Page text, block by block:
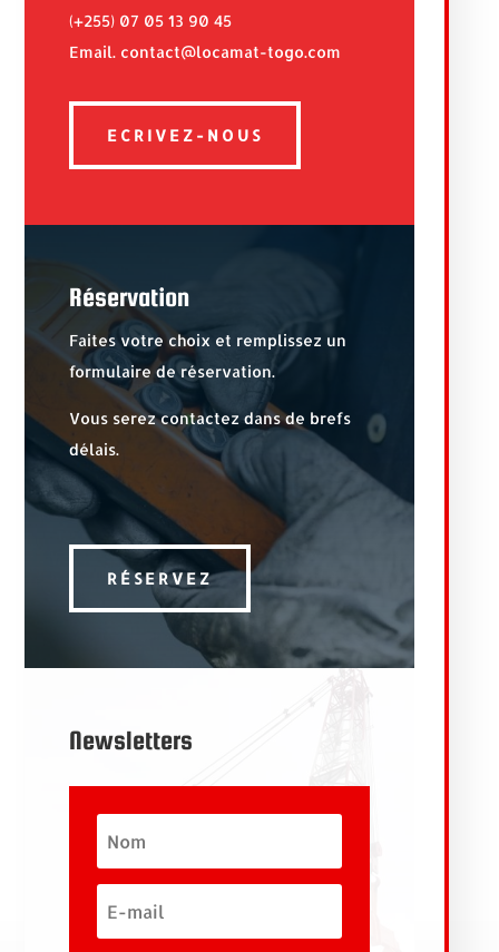
(+255) 07 05 13 90 45
Email. contact@locamat-togo.com
ECRIVEZ-NOUS
Réservation
Faites votre choix et remplissez un
formulaire de réservation.
Vous serez contactez dans de brefs
délais.
RÉSERVEZ
Newsletters